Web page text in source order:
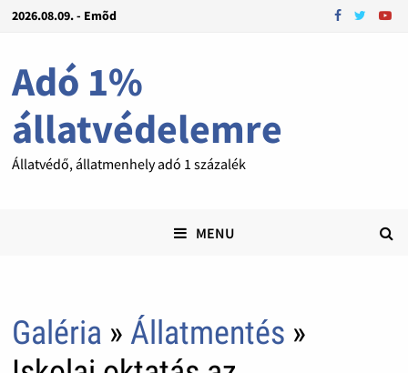
2026.08.09. - Emõd
Adó 1%
állatvédelemre
Állatvédő, állatmenhely adó 1 százalék
MENU
Galéria » Állatmentés »